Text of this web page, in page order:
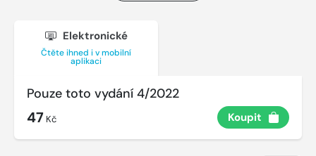
Elektronické
Čtěte ihned i v mobilní
aplikaci
Pouze toto vydání 4/2022
47 Kč Koupit